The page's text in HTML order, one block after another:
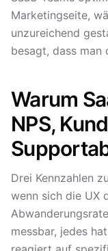
Marketingseite,
unzureichend
besagt, dass man
Warum
NPS,
Drei Kennzahlen
wenn sich die UX
messbar, jedes